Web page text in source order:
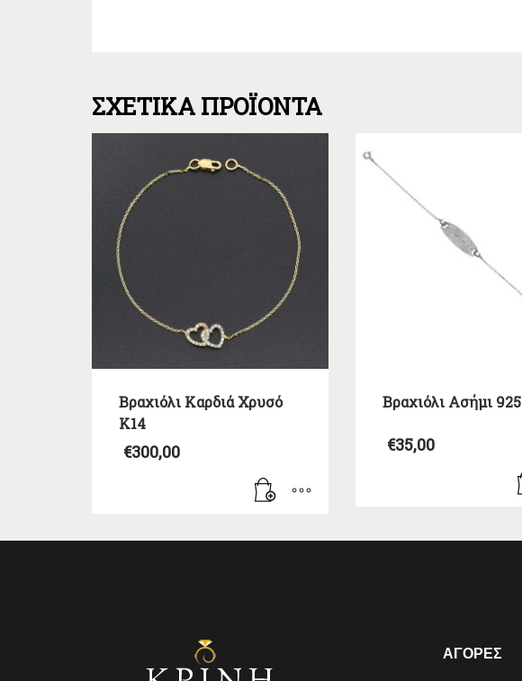
ΣΧΕΤΙΚΆ ΠΡΟΪΌΝΤΑ
Βραχιόλι Καρδιά Χρυσό
Κ14
€300,00
Βραχιόλι Ασήμι 925
€35,00
ΑΓΟΡΕΣ